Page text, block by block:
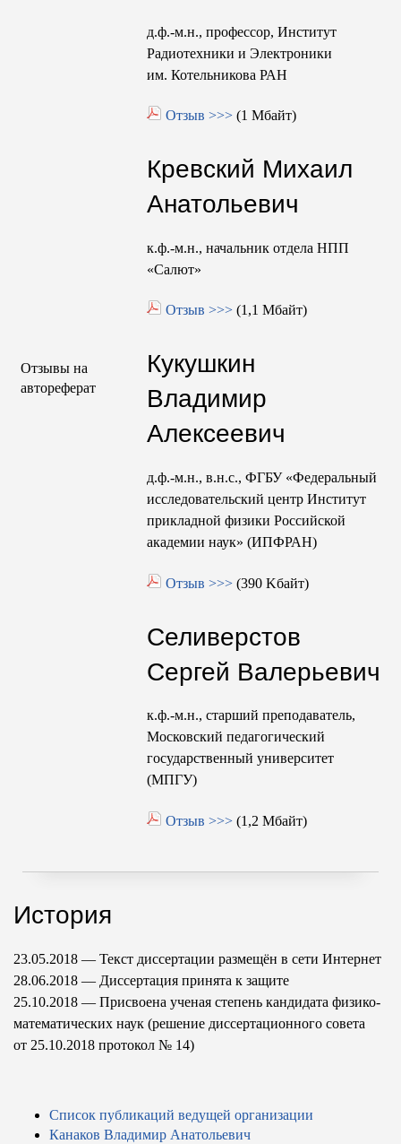
Отзывы на
автореферат
д.ф.-м.н., профессор, Институт
Радиотехники и Электроники
им. Котельникова РАН
Отзыв >>> (1 Мбайт)
Кревский Михаил
Анатольевич
к.ф.-м.н., начальник отдела НПП
«Салют»
Отзыв >>> (1,1 Мбайт)
Кукушкин
Владимир
Алексеевич
д.ф.-м.н., в.н.с., ФГБУ «Федеральный
исследовательский центр Институт
прикладной физики Российской
академии наук» (ИПФРАН)
Отзыв >>> (390 Kбайт)
Селиверстов
Сергей Валерьевич
к.ф.-м.н., старший преподаватель,
Московский педагогический
государственный университет
(МПГУ)
Отзыв >>> (1,2 Мбайт)
История
23.05.2018 — Текст диссертации размещён в сети Интернет
28.06.2018 — Диссертация принята к защите
25.10.2018 — Присвоена ученая степень кандидата физико-
математических наук (решение диссертационного совета
от 25.10.2018 протокол № 14)
Список публикаций ведущей организации
Канаков Владимир Анатольевич